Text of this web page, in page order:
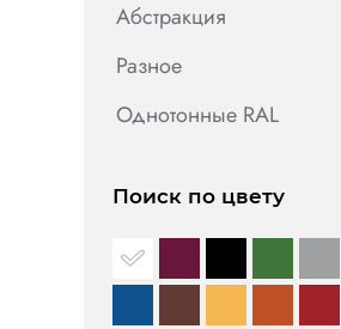
Абстракция
Разное
Однотонные RAL
Поиск по цвету